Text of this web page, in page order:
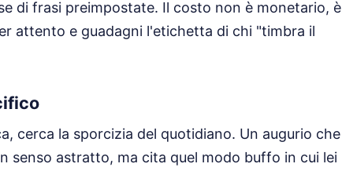
di frasi preimpostate. Il costo non è monetario, è
attento e guadagni l'etichetta di chi "timbra il
cerca la sporcizia del quotidiano. Un augurio che
senso astratto, ma cita quel modo buffo in cui lei